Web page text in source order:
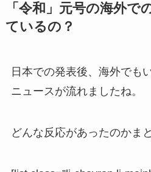
「令和」元号の海外で
ているの？
日本での発表後、海外でも
ニュースが流れましたね。
どんな反応があったのかま